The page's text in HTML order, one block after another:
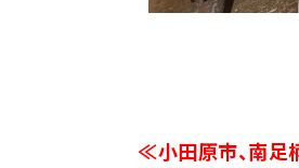
≪小田原市、南